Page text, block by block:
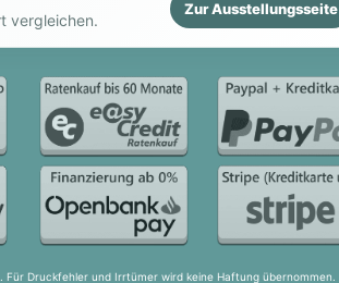
vergleichen.
Zur Ausstellungsseite
Druckfehler und Irrtümer wird keine Haftung übernommen.